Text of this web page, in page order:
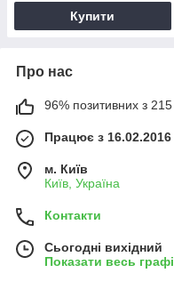
Купити
Про нас
96% позитивних з 215
Працює з 16.02.2016
м. Київ
Київ, Україна
Контакти
Сьогодні вихідний
Показати весь